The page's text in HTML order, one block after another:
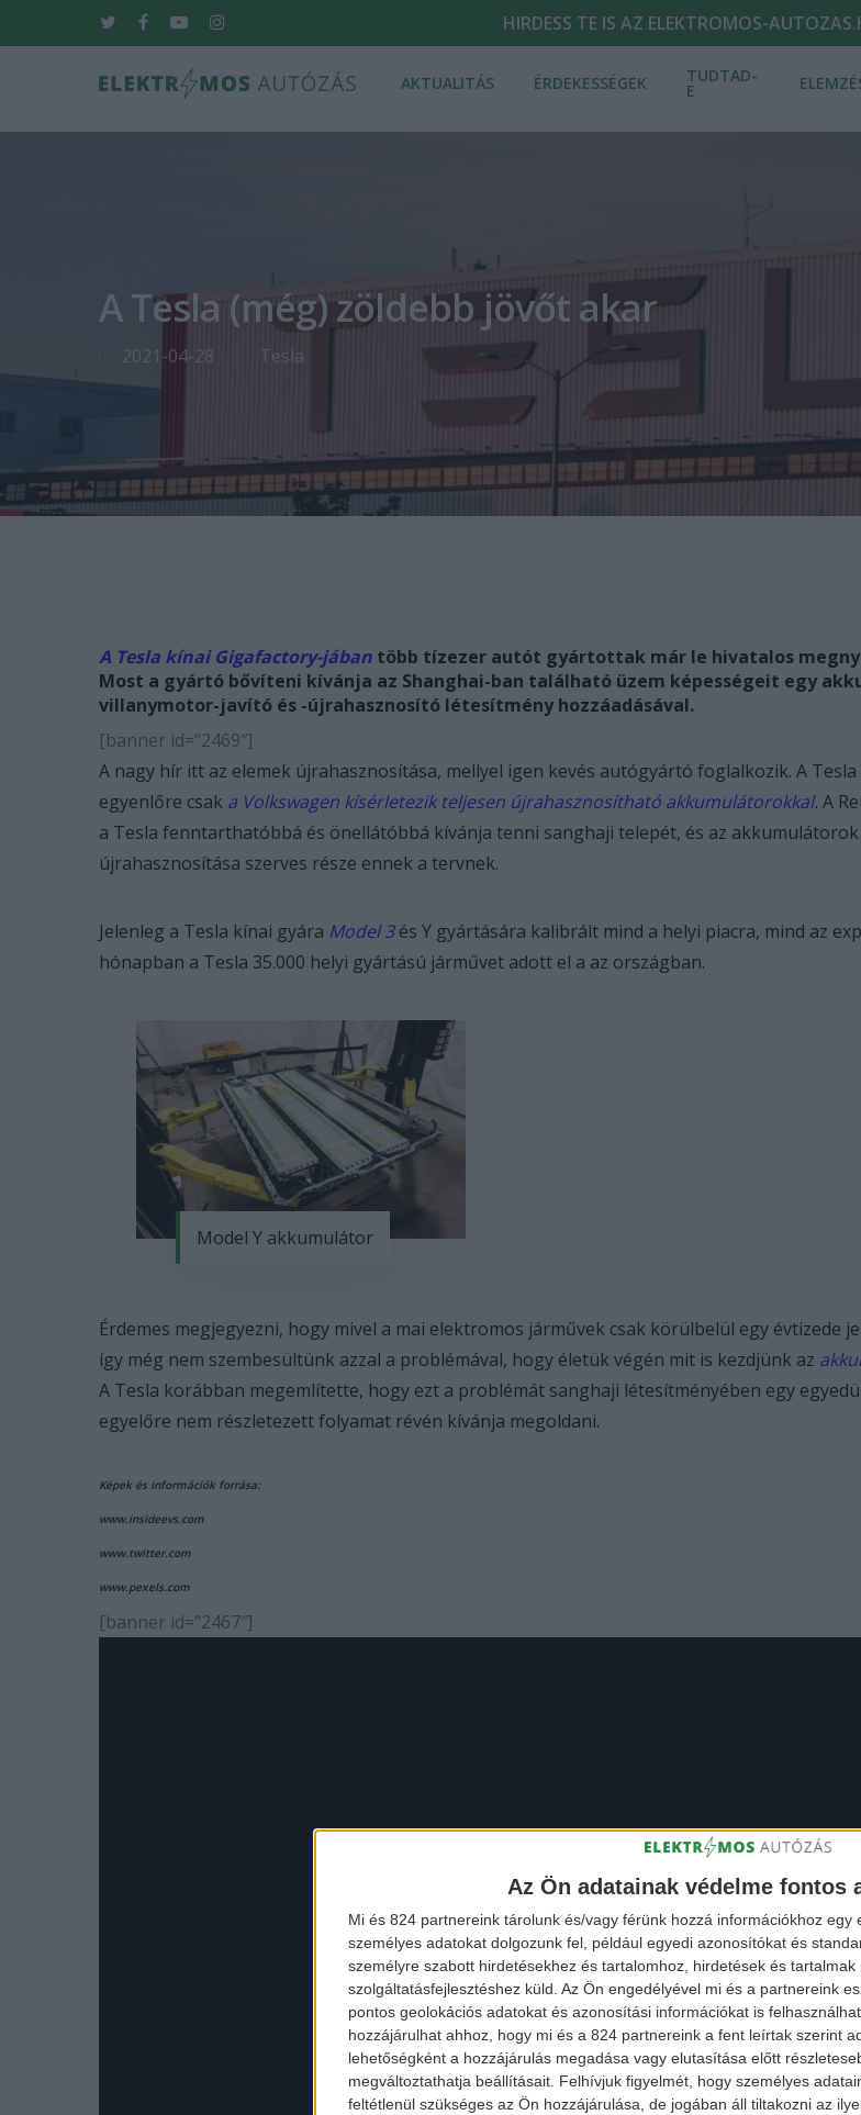
Az Ön adatainak védelme fontos
Mi és 824 partnereink tárolunk és/vagy férünk hozzá információkhoz
személyes adatokat dolgozunk fel, például egyedi azonosítókat és
személyre szabott hirdetésekhez és tartalomhoz, hirdetések és
szolgáltatásfejlesztéshez küld. Az Ön engedélyével mi és a partnereink
pontos geolokációs adatokat és azonosítási információkat is
hozzájárulhat ahhoz, hogy mi és a 824 partnereink a fent leírtak szerint
lehetőségként a hozzájárulás megadása vagy elutasítása előtt
megváltoztathatja beállításait. Felhívjuk figyelmét, hogy személyes
feltétlenül szükséges az Ön hozzájárulása, de jogában áll tiltakozni az
to
twitter facebookyoutubeinstagram HIRDESS TE IS AZ ELEKTROMOS-
AKTUALITÁS ÉRDEKESSÉGEK TUDTAD-
E
A Tesla (még) zöldebb jövőt akar
2021-04-28 Tesla
A Tesla kínai Gigafactory-jában több tízezer autót gyártottak már le hivatalos
Most a gyártó bővíteni kívánja az Shanghai-ban található üzem képességeit egy
villanymotor-javító és -újrahasznosító létesítmény hozzáadásával.
[banner id=”2469″]
A nagy hír itt az elemek újrahasznosítása, mellyel igen kevés autógyártó foglalkozik. A
egyenlőre csak a Volkswagen kísérletezik teljesen újrahasznosítható akkumulátorokkal. A
a Tesla fenntarthatóbbá és önellátóbbá kívánja tenni sanghaji telepét, és az akkumulátorok
újrahasznosítása szerves része ennek a tervnek.
Jelenleg a Tesla kínai gyára Model 3 és Y gyártására kalibrált mind a helyi piacra, mind az
hónapban a Tesla 35.000 helyi gyártású járművet adott el a az országban.
Model Y akkumulátor
Érdemes megjegyezni, hogy mivel a mai elektromos járművek csak körülbelül egy évtizede
így még nem szembesültünk azzal a problémával, hogy életük végén mit is kezdjünk az
A Tesla korábban megemlítette, hogy ezt a problémát sanghaji létesítményében egy
egyelőre nem részletezett folyamat révén kívánja megoldani.
Képek és információk forrása:
www.insideevs.com
www.twitter.com
www.pexels.com
[banner id=”2467″]